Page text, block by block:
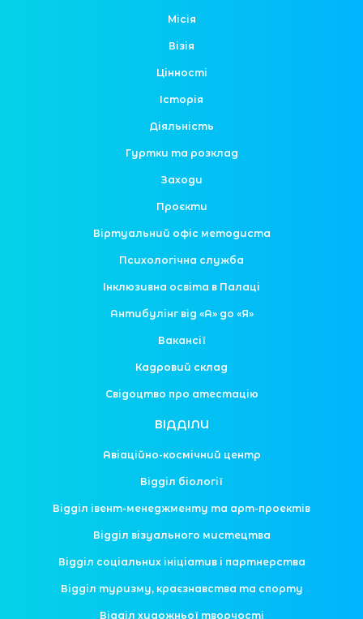
Місія
Візія
Цінності
Історія
Діяльність
Гуртки та розклад
Заходи
Проєкти
Віртуальний офіс методиста
Психологічна служба
Інклюзивна освіта в Палаці
Антибулінг від «А» до «Я»
Вакансії
Кадровий склад
Свідоцтво про атестацію
ВІДДІЛИ
Авіаційно-космічний центр
Відділ біології
Відділ івент-менеджменту та арт-проектів
Відділ візуального мистецтва
Відділ соціальних ініціатив і партнерства
Відділ туризму, краєзнавства та спорту
Відділ художньої творчості